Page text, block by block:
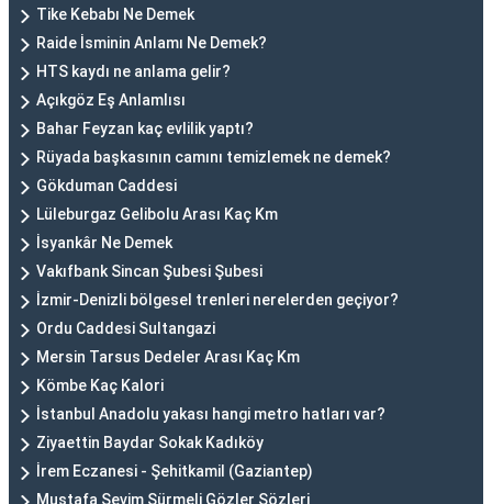
Tike Kebabı Ne Demek
Raide İsminin Anlamı Ne Demek?
HTS kaydı ne anlama gelir?
Açıkgöz Eş Anlamlısı
Bahar Feyzan kaç evlilik yaptı?
Rüyada başkasının camını temizlemek ne demek?
Gökduman Caddesi
Lüleburgaz Gelibolu Arası Kaç Km
İsyankâr Ne Demek
Vakıfbank Sincan Şubesi Şubesi
İzmir-Denizli bölgesel trenleri nerelerden geçiyor?
Ordu Caddesi Sultangazi
Mersin Tarsus Dedeler Arası Kaç Km
Kömbe Kaç Kalori
İstanbul Anadolu yakası hangi metro hatları var?
Ziyaettin Baydar Sokak Kadıköy
İrem Eczanesi - Şehitkamil (Gaziantep)
Mustafa Sevim Sürmeli Gözler Sözleri